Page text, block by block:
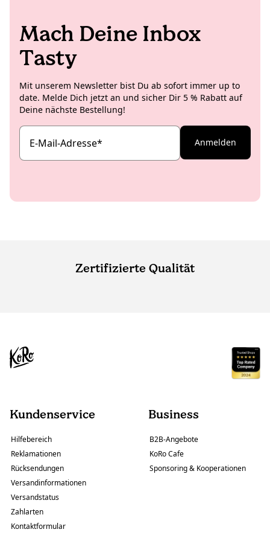
Mach Deine Inbox
Tasty
Mit unserem Newsletter bist Du ab sofort immer up to
date. Melde Dich jetzt an und sicher Dir 5 % Rabatt auf
Deine nächste Bestellung!
E-Mail-Adresse* Anmelden
Zertifizierte Qualität
Kundenservice
Hilfebereich
Reklamationen
Rücksendungen
Versandinformationen
Versandstatus
Zahlarten
Kontaktformular
Business
B2B-Angebote
KoRo Cafe
Sponsoring & Kooperationen